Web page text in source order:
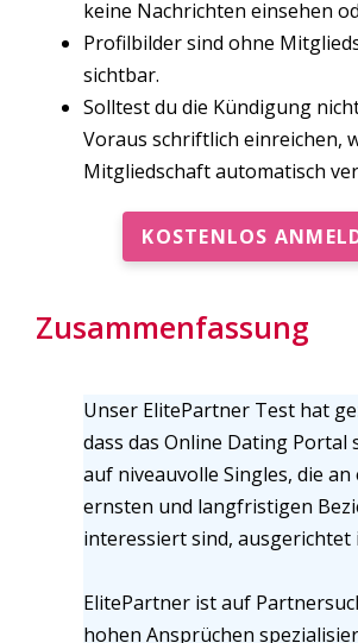
keine Nachrichten einsehen
Profilbilder sind ohne
sichtbar.
Solltest du die Kündigung
Voraus schriftlich einreichen,
Mitgliedschaft automatisch
KOSTENLOS
Zusammenfassung
Unser ElitePartner Test hat
dass das Online Dating Portal
auf niveauvolle Singles, die an
ernsten und langfristigen
interessiert sind, ausgerichtet
ElitePartner ist auf
hohen Ansprüchen